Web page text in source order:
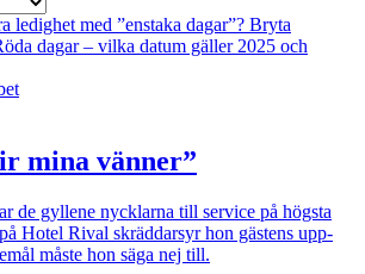
ledighet med ”enstaka dagar”? Bryta
dagar – vilka datum gäller 2025 och
mina vänner”
de gyllene nycklarna till service på högsta
Hotel Rival skräddarsyr hon gästens upp­
måste hon säga nej till.